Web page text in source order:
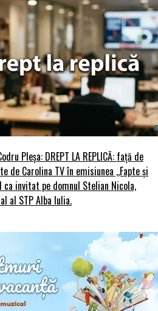
Pleșa: DREPT LA REPLICĂ: față de
de Carolina TV în emisiunea ,,Fapte și
ca invitat pe domnul Stelian Nicola,
al STP Alba Iulia.